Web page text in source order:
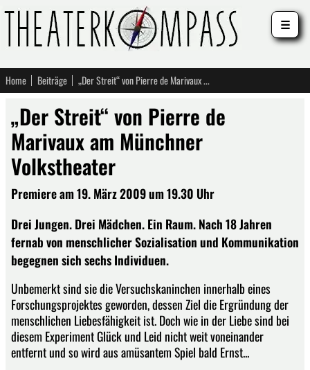
Home Beiträge „Der Streit“ von Pierre de Marivaux am Münchner Volkstheater
„Der Streit“ von Pierre de
Marivaux am Münchner
Volkstheater
Premiere am 19. März 2009 um 19.30 Uhr
Drei Jungen. Drei Mädchen. Ein Raum. Nach 18 Jahren
fernab von menschlicher Sozialisation und Kommunikation
begegnen sich sechs Individuen.
Unbemerkt sind sie die Versuchskaninchen innerhalb eines
Forschungsprojektes geworden, dessen Ziel die Ergründung der
menschlichen Liebesfähigkeit ist. Doch wie in der Liebe sind bei
diesem Experiment Glück und Leid nicht weit voneinander
entfernt und so wird aus amüsantem Spiel bald Ernst...
☰